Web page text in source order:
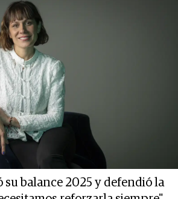
balance 2025 y defendió la